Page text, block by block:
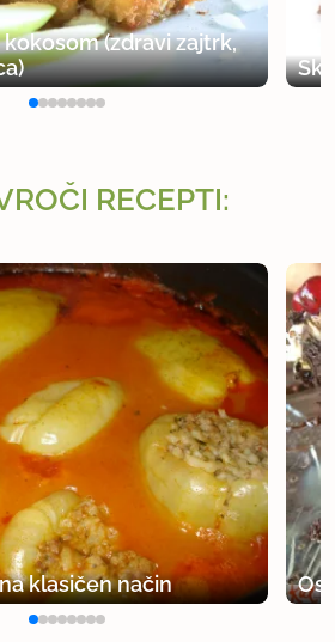
(zdravi zajtrk,
RECEPTI:
klasičen način